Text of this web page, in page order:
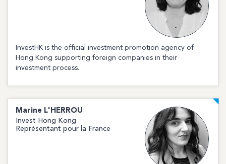
InvestHK is the official investment promotion agency of
Hong Kong supporting foreign companies in their
investment process.
Marine L'HERROU
Invest Hong Kong
Représentant pour la France